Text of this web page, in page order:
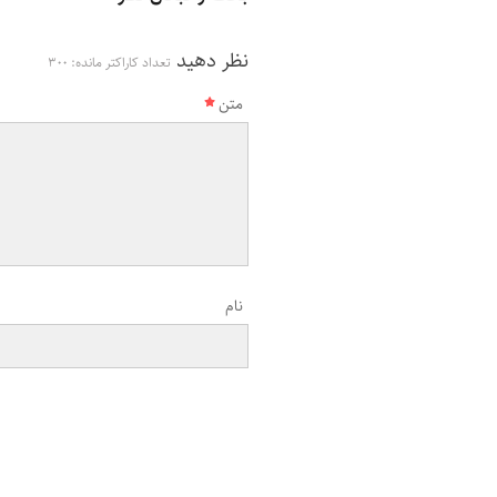
نظر دهید تعداد کاراکتر مانده: 300
متن
نام